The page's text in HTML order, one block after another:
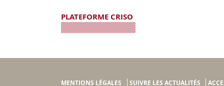
PLATEFORME CRISO
MENTIONS LÉGALES SUIVRE LES ACTUALITÉS